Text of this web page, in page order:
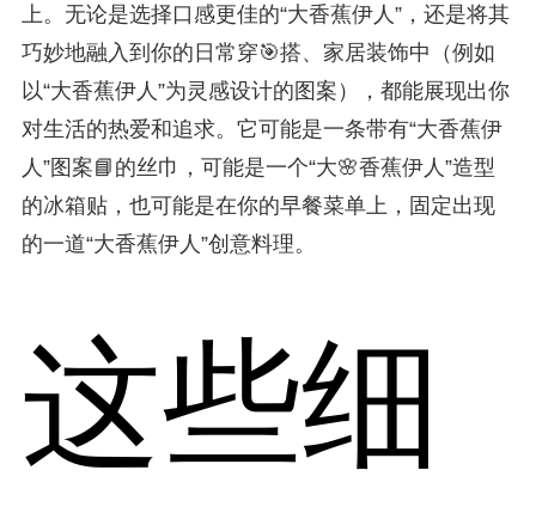
上。无论是选择口感更佳的“大香蕉伊人”，还是将其
巧妙地融入到你的日常穿🎯搭、家居装饰中（例如
以“大香蕉伊人”为灵感设计的图案），都能展现出你
对生活的热爱和追求。它可能是一条带有“大香蕉伊
人”图案📘的丝巾，可能是一个“大🌸香蕉伊人”造型
的冰箱贴，也可能是在你的早餐菜单上，固定出现
的一道“大香蕉伊人”创意料理。
这些细